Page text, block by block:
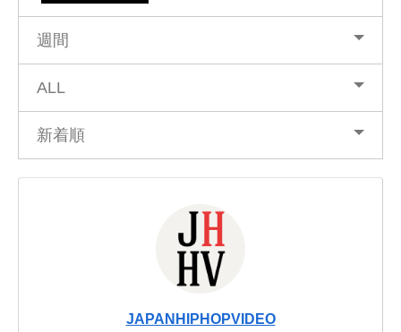
週間
ALL
新着順
JAPANHIPHOPVIDEO